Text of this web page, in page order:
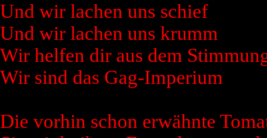
Und wir lachen uns schief
Und wir lachen uns krumm
Wir helfen dir aus dem
Wir sind das Gag-Imperium
Die vorhin schon erwähnte